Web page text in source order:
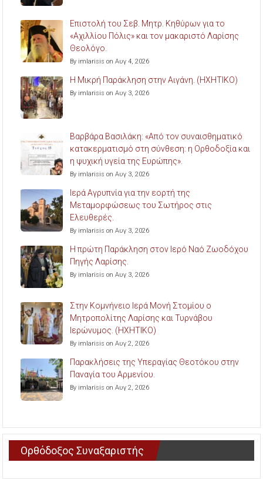
Επιστολή του Σεβ. Μητρ. Κηθύρων για το
«Αχιλλίου Πόλις» και τον μακαριστό Λαρίσης
Θεολόγο.
By imlarisis on Αυγ 4, 2026
Η Μικρή Παράκληση στην Αιγάνη. (ΗΧΗΤΙΚΟ)
By imlarisis on Αυγ 3, 2026
Βαρβάρα Βασιλάκη: «Από τον συναισθηματικό
κατακερματισμό στη σύνθεση: η Ορθοδοξία και
η ψυχική υγεία της Ευρώπης».
By imlarisis on Αυγ 3, 2026
Ιερά Αγρυπνία για την εορτή της
Μεταμορφώσεως του Σωτήρος στις
Ελευθερές.
By imlarisis on Αυγ 3, 2026
Η πρώτη Παράκληση στον Ιερό Ναό Ζωοδόχου
Πηγής Λαρίσης.
By imlarisis on Αυγ 3, 2026
Στην Κομνήνειο Ιερά Μονή Στομίου ο
Μητροπολίτης Λαρίσης και Τυρνάβου
Ιερώνυμος. (ΗΧΗΤΙΚΟ)
By imlarisis on Αυγ 2, 2026
Παρακλήσεις της Υπεραγίας Θεοτόκου στην
Παναγία του Αρμενίου.
By imlarisis on Αυγ 2, 2026
Ορθόδοξος Συναξαριστής